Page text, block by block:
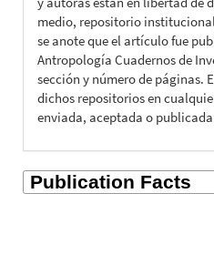
medio, repositorio
se anote que el artículo fue
Antropología Cuadernos de
sección y número de páginas.
dichos repositorios en
enviada, aceptada o